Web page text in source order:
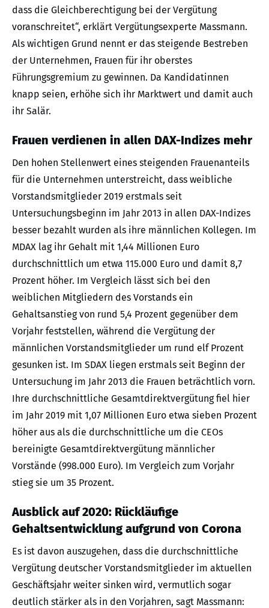
dass die Gleichberechtigung bei der Vergütung
voranschreitet“, erklärt Vergütungsexperte Massmann.
Als wichtigen Grund nennt er das steigende Bestreben
der Unternehmen, Frauen für ihr oberstes
Führungsgremium zu gewinnen. Da Kandidatinnen
knapp seien, erhöhe sich ihr Marktwert und damit auch
ihr Salär.
Frauen verdienen in allen DAX-Indizes mehr
Den hohen Stellenwert eines steigenden Frauenanteils
für die Unternehmen unterstreicht, dass weibliche
Vorstandsmitglieder 2019 erstmals seit
Untersuchungsbeginn im Jahr 2013 in allen DAX-Indizes
besser bezahlt wurden als ihre männlichen Kollegen. Im
MDAX lag ihr Gehalt mit 1,44 Millionen Euro
durchschnittlich um etwa 115.000 Euro und damit 8,7
Prozent höher. Im Vergleich lässt sich bei den
weiblichen Mitgliedern des Vorstands ein
Gehaltsanstieg von rund 5,4 Prozent gegenüber dem
Vorjahr feststellen, während die Vergütung der
männlichen Vorstandsmitglieder um rund elf Prozent
gesunken ist. Im SDAX liegen erstmals seit Beginn der
Untersuchung im Jahr 2013 die Frauen beträchtlich vorn.
Ihre durchschnittliche Gesamtdirektvergütung fiel hier
im Jahr 2019 mit 1,07 Millionen Euro etwa sieben Prozent
höher aus als die durchschnittliche um die CEOs
bereinigte Gesamtdirektvergütung männlicher
Vorstände (998.000 Euro). Im Vergleich zum Vorjahr
stieg sie um 35 Prozent.
Ausblick auf 2020: Rückläufige
Gehaltsentwicklung aufgrund von Corona
Es ist davon auszugehen, dass die durchschnittliche
Vergütung deutscher Vorstandsmitglieder im aktuellen
Geschäftsjahr weiter sinken wird, vermutlich sogar
deutlich stärker als in den Vorjahren, sagt Massmann: